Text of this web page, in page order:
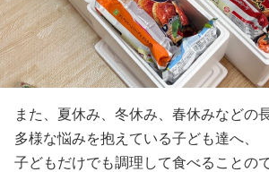
また、夏休み、冬休み、春休みなどの
多様な悩みを抱えている子ども達へ、
子どもだけでも調理して食べることの